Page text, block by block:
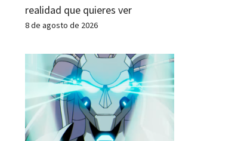
realidad que quieres ver
8 de agosto de 2026